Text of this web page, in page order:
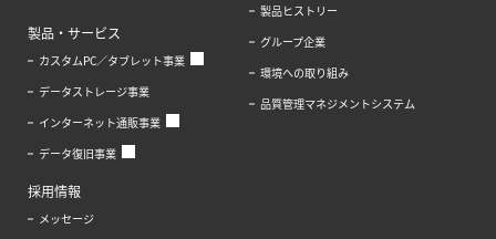
製品・サービス
カスタムPC／タブレット事業
データストレージ事業
インターネット通販事業
データ復旧事業
製品ヒストリー
グループ企業
環境への取り組み
品質管理マネジメントシステム
採用情報
メッセージ